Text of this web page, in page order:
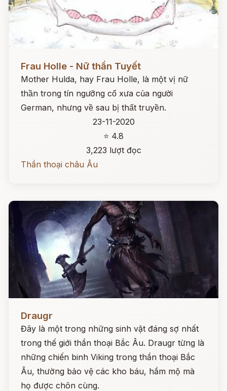
Frau Holle - Nữ thần Tuyết
Mother Hulda, hay Frau Holle, là một vị nữ
thần trong tín ngưỡng cổ xưa của người
German, nhưng về sau bị thất truyền.
23-11-2020
⭐ 4.8
3,223 lượt đọc
Thần thoại châu Âu
Draugr
Đây là một trong những sinh vật đáng sợ nhất
trong thế giới thần thoại Bắc Âu. Draugr từng là
những chiến binh Viking trong thần thoại Bắc
Âu, thường bảo vệ các kho báu, hầm mộ mà
họ được chôn cùng.